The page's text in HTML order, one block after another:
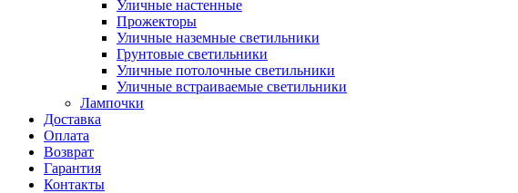
Уличные настенные
Прожекторы
Уличные наземные светильники
Грунтовые светильники
Уличные потолочные светильники
Уличные встраиваемые светильники
Лампочки
Доставка
Оплата
Возврат
Гарантия
Контакты